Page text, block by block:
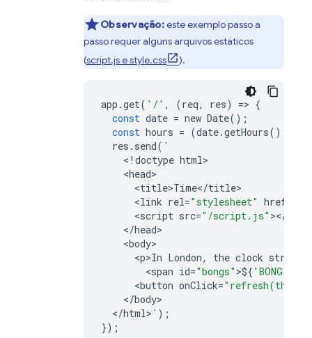
Observação:este exemplo passo a
passo requer alguns arquivos estáticos
(script.js e style.css ).
app .get( '/' , (req, res) => {
const date = new Date();
const hours = (date.getHours()
res . send( `
< ! doctype html
<head
<title>Time</title
<link rel="stylesheet" href
<script src="/script.js" ></
</head
<body
<p>In London, the clock strikes
<span id="bongs" >${ 'BONG '
<button onClick="refresh(this)"
</body
</html> ` );
});